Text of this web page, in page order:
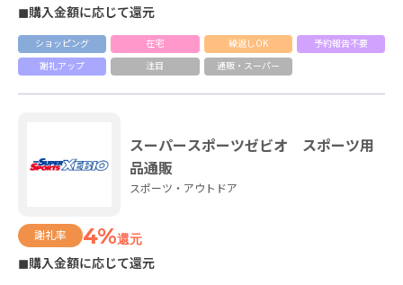
◼購入金額に応じて還元
ショッピング 在宅 繰返しOK
予約報告不要
謝礼アップ
注目 通販・スーパー
スーパースポーツゼビオ スポーツ用
品通販
スポーツ・アウトドア
謝礼率 4%還元
◼購入金額に応じて還元